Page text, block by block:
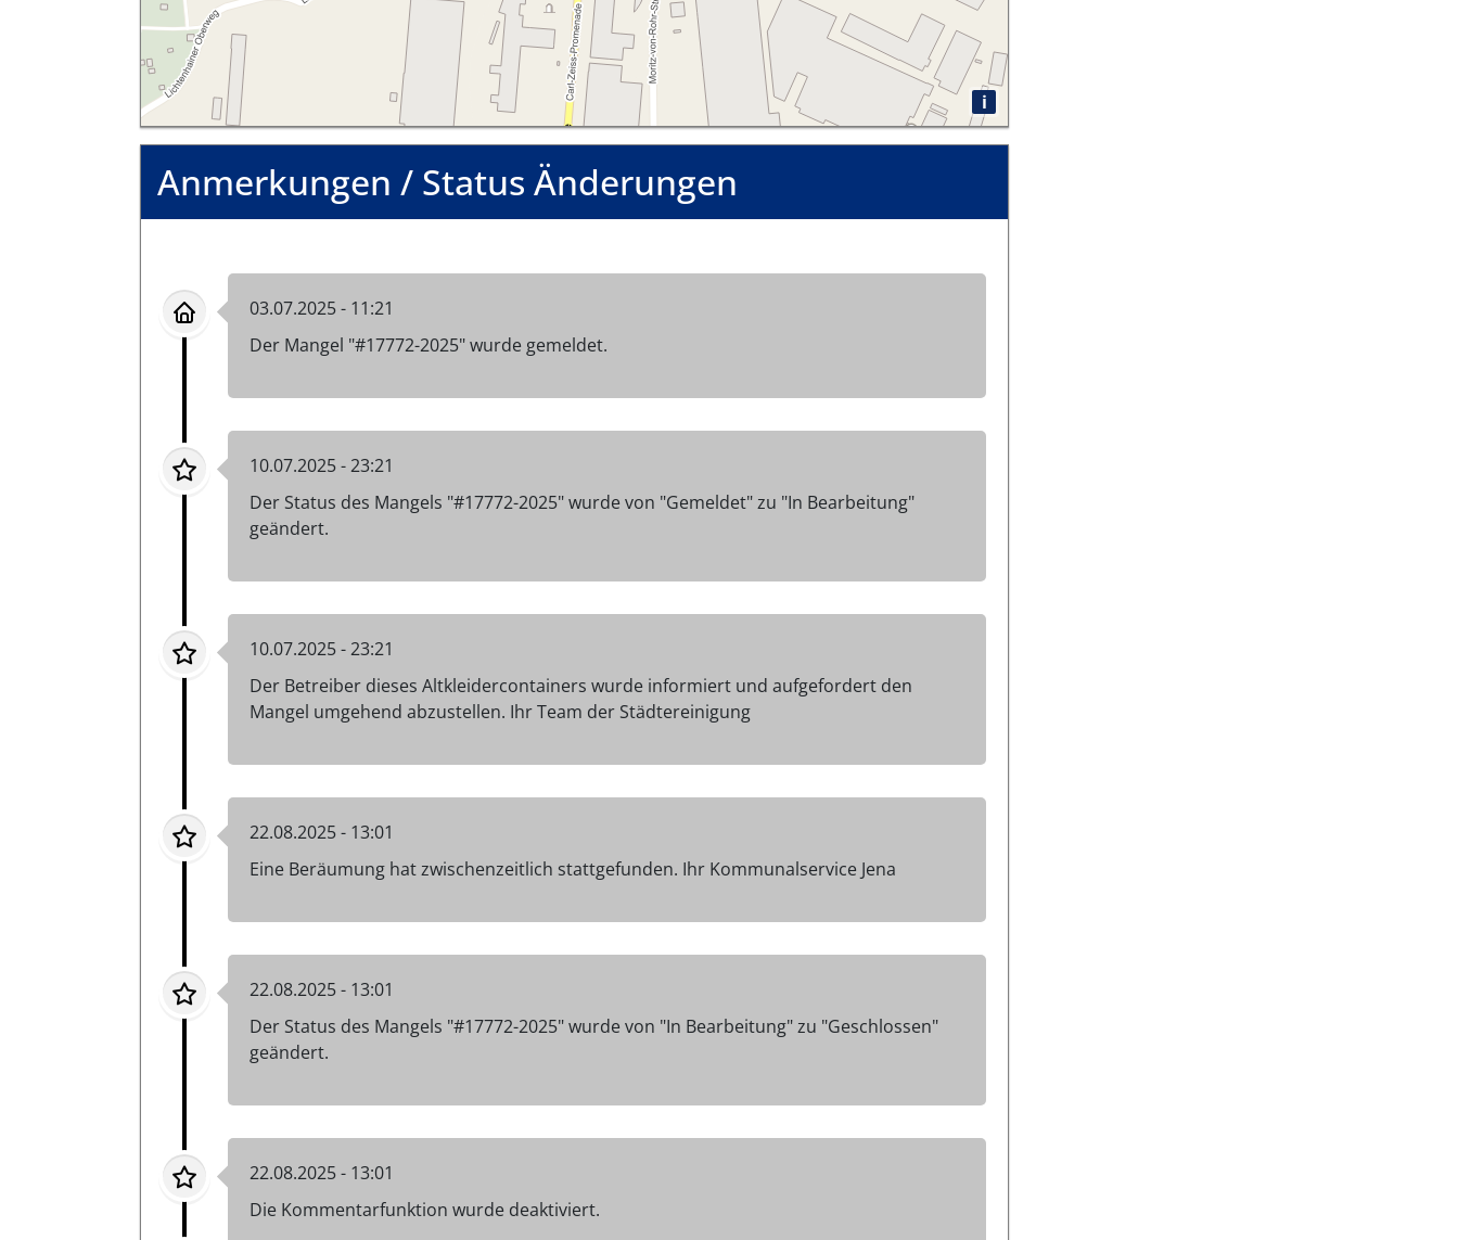
i
Anmerkungen / Status Änderungen
03.07.2025 - 11:21
Der Mangel "#17772-2025" wurde gemeldet.
10.07.2025 - 23:21
Der Status des Mangels "#17772-2025" wurde von "Gemeldet" zu "In Bearbeitung"
geändert.
10.07.2025 - 23:21
Der Betreiber dieses Altkleidercontainers wurde informiert und aufgefordert den
Mangel umgehend abzustellen. Ihr Team der Städtereinigung
22.08.2025 - 13:01
Eine Beräumung hat zwischenzeitlich stattgefunden. Ihr Kommunalservice Jena
22.08.2025 - 13:01
Der Status des Mangels "#17772-2025" wurde von "In Bearbeitung" zu "Geschlossen"
geändert.
22.08.2025 - 13:01
Die Kommentarfunktion wurde deaktiviert.